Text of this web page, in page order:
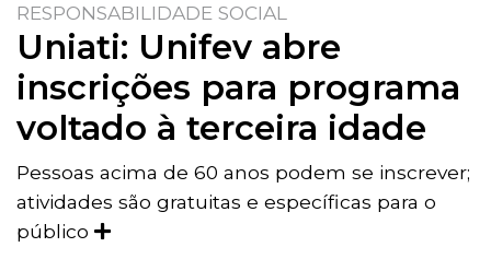
RESPONSABILIDADE SOCIAL
Uniati: Unifev abre
inscrições para programa
voltado à terceira idade
Pessoas acima de 60 anos podem se inscrever;
atividades são gratuitas e específicas para o
público